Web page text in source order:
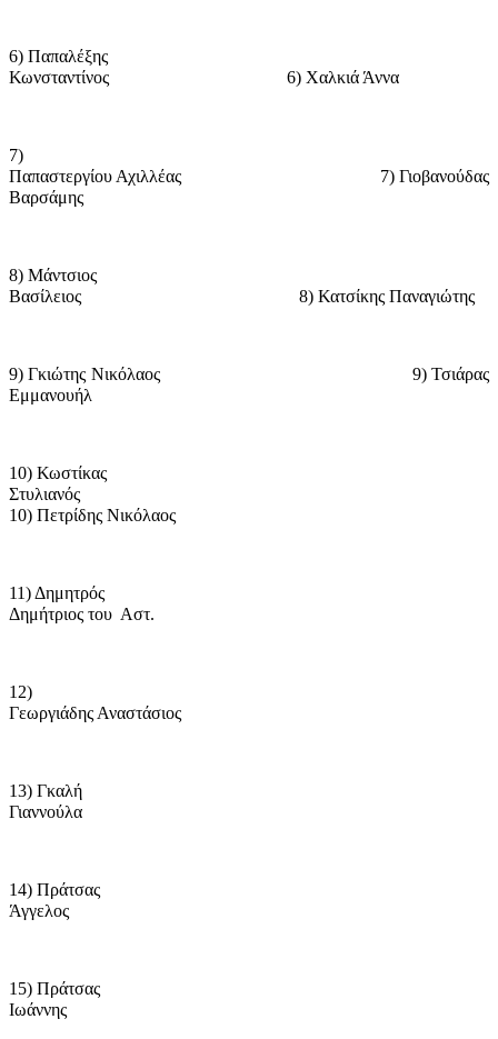
6) Παπαλέξης
Κωνσταντίνος
6) Χαλκιά Άννα
7)
Παπαστεργίου Αχιλλέας
7) Γιοβανούδας
Βαρσάμης
8) Μάντσιος
Βασίλειος
8) Κατσίκης Παναγιώτης
9) Γκιώτης Νικόλαος
9) Τσιάρας
Εμμανουήλ
10) Κωστίκας
Στυλιανός
10) Πετρίδης Νικόλαος
11) Δημητρός
Δημήτριος του Αστ.
12)
Γεωργιάδης Αναστάσιος
13) Γκαλή
Γιαννούλα
14) Πράτσας
Άγγελος
15) Πράτσας
Ιωάννης